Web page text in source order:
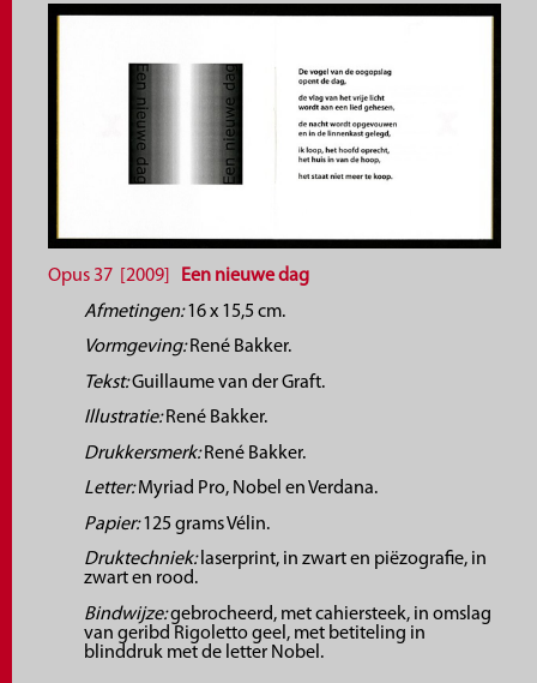
Opus 37 [2009]
Een nieuwe dag
Afmetingen:16 x 15,5 cm.
Vormgeving:René Bakker.
Tekst:Guillaume van der Graft.
Illustratie:René Bakker.
Drukkersmerk:René Bakker.
Letter:Myriad Pro, Nobel en Verdana.
Papier:125 grams Vélin.
Druktechniek:laserprint, in zwart en piëzografie, in
zwart en rood.
Bindwijze:gebrocheerd, met cahiersteek, in omslag
van geribd Rigoletto geel, met betiteling in
blinddruk met de letter Nobel.